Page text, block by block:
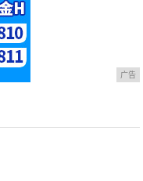
广告